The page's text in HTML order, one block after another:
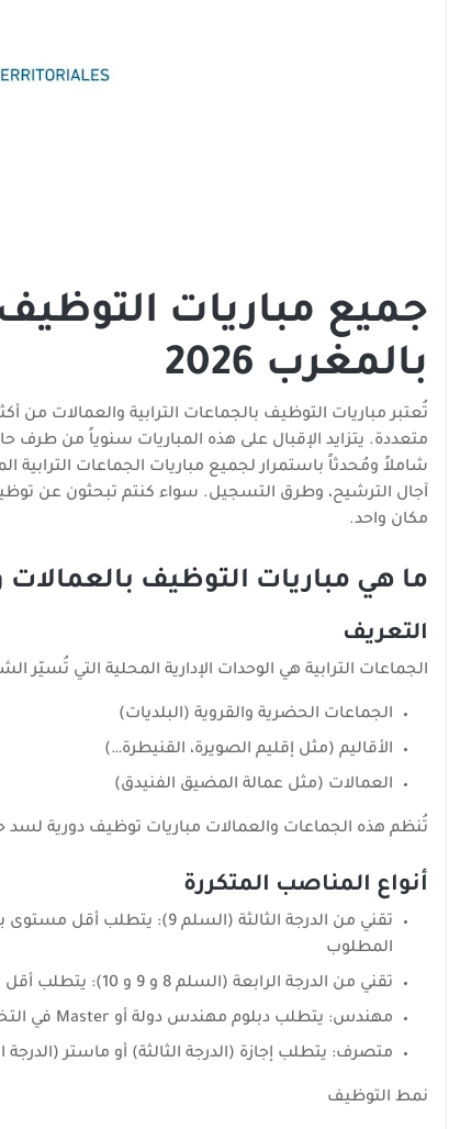
جميع مباريات التوظيف
بالمغرب 2026
تُعتبر مباريات التوظيف بالجماعات الترابية والعمالات من
متعددة. يتزايد الإقبال على هذه المباريات سنوياً من طرف
آجال الترشيح، وطرق التسجيل. سواء كنتم تبحثون عن
مكان واحد.
ما هي مباريات التوظيف بالعمالات
التعريف
الجماعات الترابية هي الوحدات الإدارية المحلية التي
الجماعات الحضرية والقروية (البلديات)
الأقاليم (مثل إقليم الصويرة، القنيطرة…)
العمالات (مثل عمالة المضيق الفنيدق)
تُنظم هذه الجماعات والعمالات مباريات توظيف دورية لسد
أنواع المناصب المتكررة
المطلوب
تقني من الدرجة الرابعة (السلم 8 و 9 و 10): يتطلب أقل مستوى باك أو دبلوم التأهيل أحياناً في التخصص المطلوب
مهندس: يتطلب دبلوم مهندس دولة أو Master في التخصص المطلوب
متصرف: يتطلب إجازة (الدرجة الثالثة) أو ماستر
نمط التوظيف